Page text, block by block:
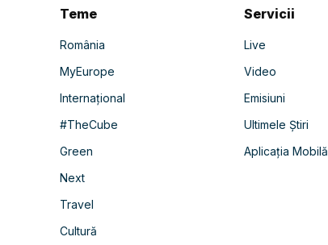
Teme
România
MyEurope
Internațional
#TheCube
Green
Next
Travel
Cultură
Servicii
Live
Video
Emisiuni
Ultimele Știri
Aplicația Mobilă